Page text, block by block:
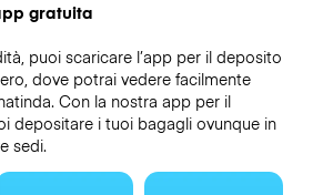
gratuita
puoi scaricare l’app per il deposito
dove potrai vedere facilmente
Con la nostra app per il
depositare i tuoi bagagli ovunque in
sedi.